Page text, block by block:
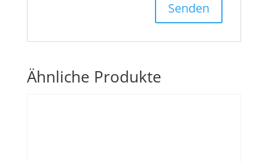
Ähnliche Produkte